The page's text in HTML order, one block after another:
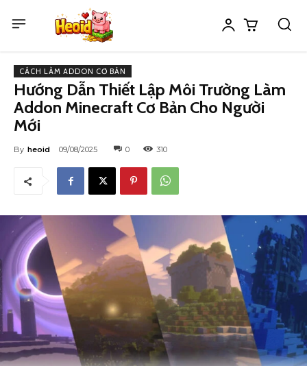
CÁCH LÀM ADDON CƠ BẢN
Hướng Dẫn Thiết Lập Môi Trường Làm
Addon Minecraft Cơ Bản Cho Người
Mới
By heoid 09/08/2025 0 310